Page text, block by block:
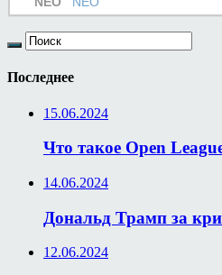
Последнее
15.06.2024
Что такое Open
14.06.2024
Дональд Трамп за
12.06.2024